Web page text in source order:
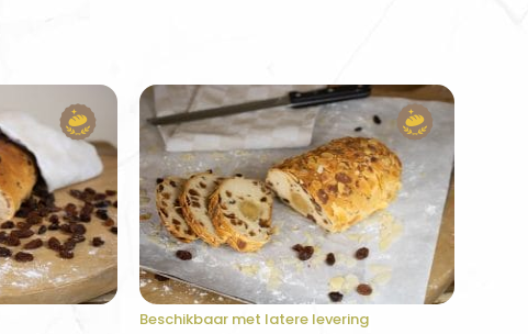
Beschikbaar met latere levering